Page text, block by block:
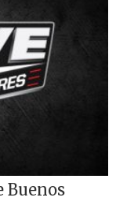
Buenos